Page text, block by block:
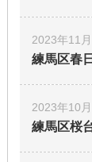
2023年11月
練馬区春
2023年10月
練馬区桜